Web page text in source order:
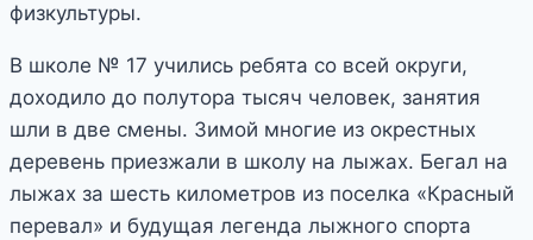
физкультуры.
В школе № 17 учились ребята со всей округи,
доходило до полутора тысяч человек, занятия
шли в две смены. Зимой многие из окрестных
деревень приезжали в школу на лыжах. Бегал на
лыжах за шесть километров из поселка «Красный
перевал» и будущая легенда лыжного спорта